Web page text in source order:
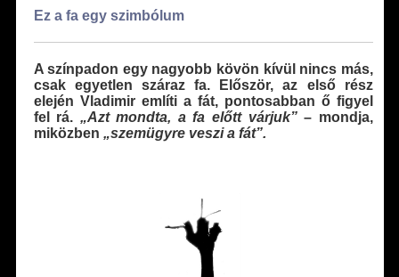
Ez a fa egy szimbólum
A színpadon egy nagyobb kövön kívül nincs más,
csak egyetlen száraz fa. Először, az első rész
elején Vladimir említi a fát, pontosabban ő figyel
fel rá. „Azt mondta, a fa előtt várjuk”– mondja,
miközben „szemügyre veszi a fát”.